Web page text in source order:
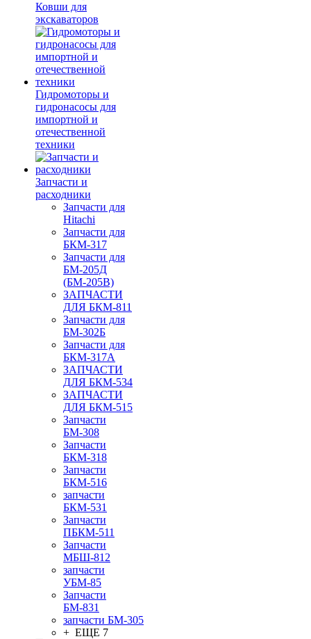
Ковши для
экскаваторов
Гидромоторы и
гидронасосы для
импортной и
отечественной
техники
Запчасти и
расходники
Запчасти для
Hitachi
Запчасти для
БКМ-317
Запчасти для
БМ-205Д
(БМ-205В)
ЗАПЧАСТИ
ДЛЯ БКМ-811
Запчасти для
БМ-302Б
Запчасти для
БКМ-317А
ЗАПЧАСТИ
ДЛЯ БКМ-534
ЗАПЧАСТИ
ДЛЯ БКМ-515
Запчасти
БМ-308
Запчасти
БКМ-318
Запчасти
БКМ-516
запчасти
БКМ-531
Запчасти
ПБКМ-511
Запчасти
МБШ-812
запчасти
УБМ-85
Запчасти
БМ-831
запчасти БМ-305
+ ЕЩЕ 7